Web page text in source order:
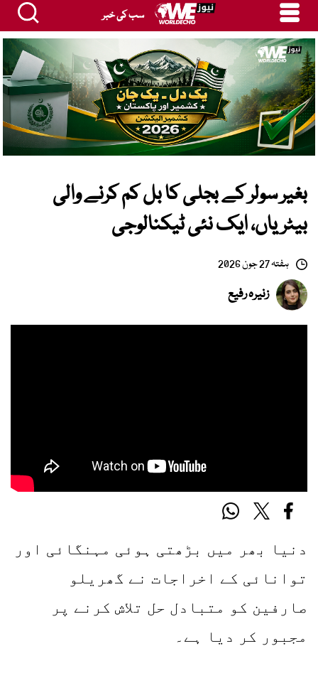
سب کی خبر
بغیر سولر کے بجلی کا بل کم کرنے والی
بیٹریاں، ایک نئی ٹیکنالوجی
ہفتہ 27 جون 2026
زنیرہ رفیع
دنیا بھر میں بڑھتی ہوئی مہنگائی اور
توانائی کے اخراجات نے گھریلو
صارفین کو متبادل حل تلاش کرنے پر
مجبور کر دیا ہے۔